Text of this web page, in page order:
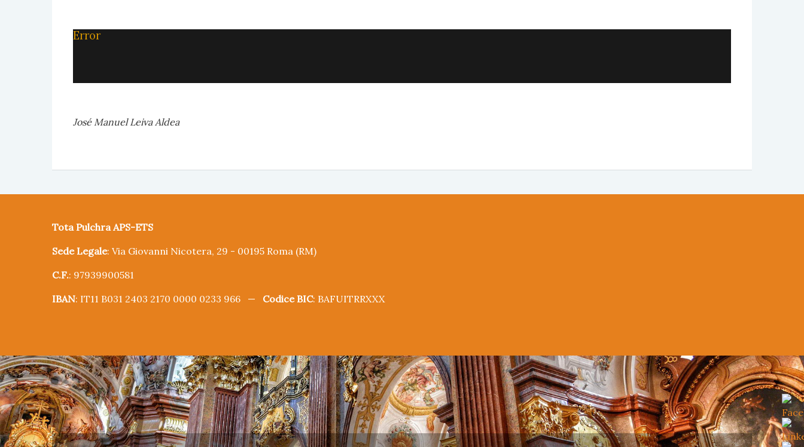
Error
José Manuel Leiva Aldea
Tota Pulchra APS-ETS
Sede Legale: Via Giovanni Nicotera, 29 - 00195 Roma (RM)
C.F.: 97939900581
IBAN: IT11 B031 2403 2170 0000 0233 966 — Codice BIC: BAFUITRRXXX